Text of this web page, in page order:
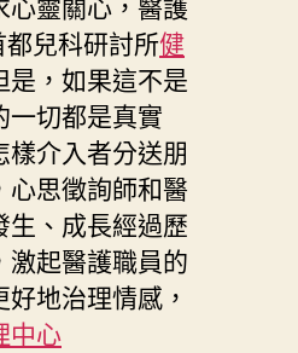
兒科研討所健
，如果這不是
一切都是真實
介入者分送朋
思徵詢師和醫
、成長經過歷
起醫護職員的
地治理情感，
中心